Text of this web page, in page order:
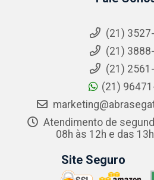
(21)
(21)
(21)
(21)
Atendimento de
08h às 12h e das
Site Seguro